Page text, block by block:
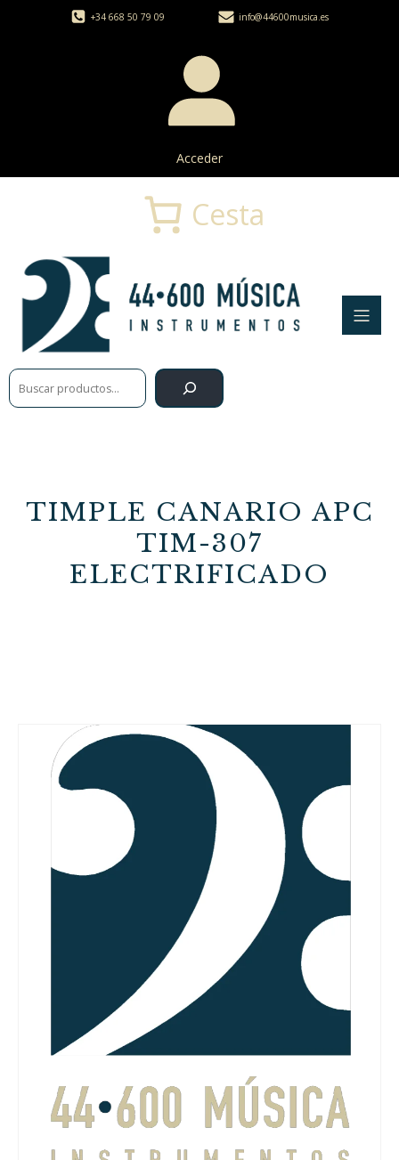
+34 668 50 79 09 info@44600musica.es
Acceder
Buscar
Cesta
TIMPLE CANARIO APC
TIM-307
ELECTRIFICADO